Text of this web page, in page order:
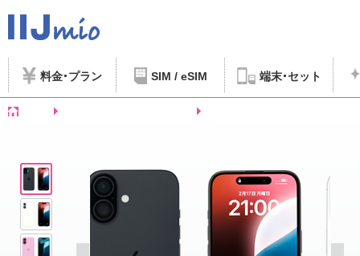
料金 プラン SIM / eSIM 端末 セット